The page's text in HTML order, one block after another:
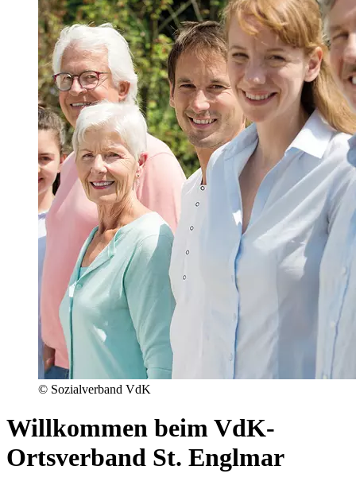
© Sozialverband VdK
Willkommen beim VdK-
Ortsverband St. Englmar